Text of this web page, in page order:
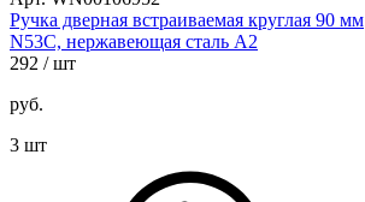
Ручка дверная встраиваемая круглая 90 мм
N53C, нержавеющая сталь А2
292 / шт
руб.
3 шт